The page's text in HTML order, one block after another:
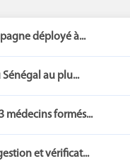
déployé à...
au plu...
médecins formés...
et vérificat...